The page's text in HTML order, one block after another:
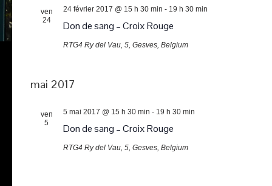
ven
24
Don de sang – Croix Rouge
24 février 2017 @ 15 h 30 min - 19 h 30 min
RTG4 Ry del Vau, 5, Gesves, Belgium
mai 2017
ven
5
Don de sang – Croix Rouge
5 mai 2017 @ 15 h 30 min - 19 h 30 min
RTG4 Ry del Vau, 5, Gesves, Belgium